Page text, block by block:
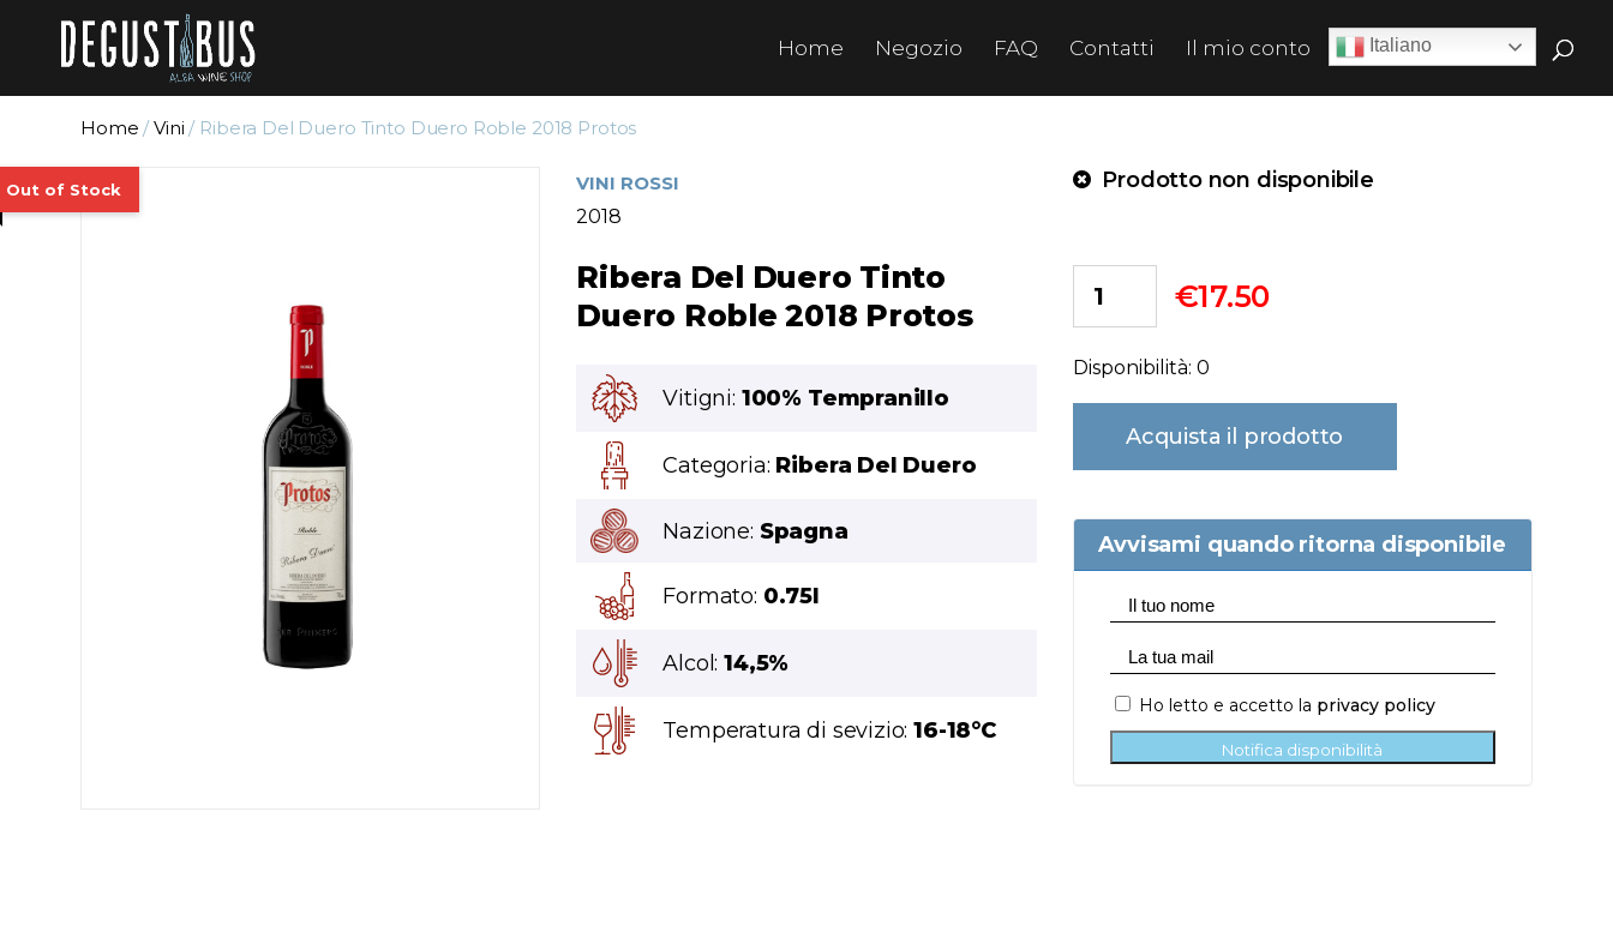
Home Negozio FAQ Contatti Il mio conto
Home /Vini / Ribera Del Duero Tinto Duero Roble 2018 Protos
VINI ROSSI
2018
Ribera Del Duero Tinto
Duero Roble 2018 Protos
Vitigni: 100% Tempranillo
Categoria: Ribera Del Duero
Nazione: Spagna
Formato: 0.75l
Alcol:14,5%
Temperatura di sevizio:16-18°C
Prodotto non disponibile
€17.50
Disponibilità: 0
Acquista il prodotto
Avvisami quando ritorna disponibile
Ho letto e accetto la privacy policy
Notifica disponibilità
Italiano